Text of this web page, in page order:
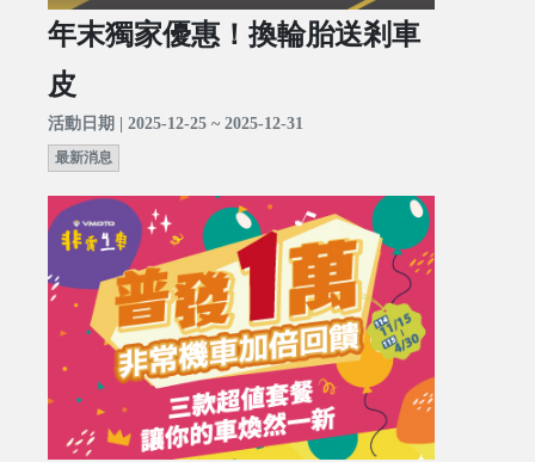
年末獨家優惠！換輪胎送剎車
皮
活動日期 | 2025-12-25 ~ 2025-12-31
最新消息